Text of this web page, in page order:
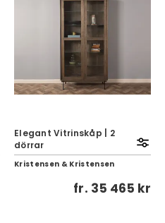
Elegant Vitrinskåp | 2
dörrar
Kristensen & Kristensen
fr. 35 465 kr